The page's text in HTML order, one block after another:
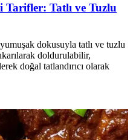
Tarifler: Tatlı ve Tuzlu
dokusuyla tatlı ve tuzlu
doldurulabilir,
doğal tatlandırıcı olarak